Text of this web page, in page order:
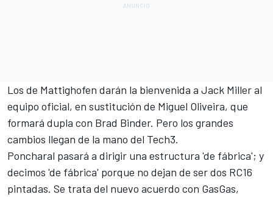
Los de Mattighofen darán la bienvenida a Jack Milleral
equipo oficial, en sustitución de Miguel Oliveira, que
formará dupla con Brad Binder. Pero los grandes
cambios llegan de la mano del Tech3.
Poncharal pasará a dirigir una estructura 'de fábrica'; y
decimos 'de fábrica' porque no dejan de ser dos RC16
pintadas. Se trata del nuevo acuerdo con GasGas,